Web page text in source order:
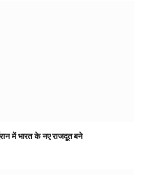
में भारत के नए राजदूत बने